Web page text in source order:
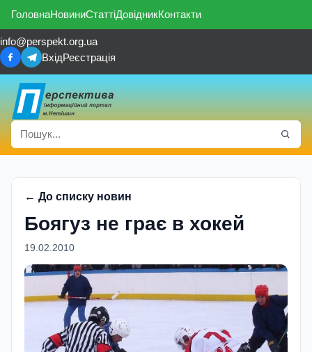
ГоловнаНовиниСтаттіДовідникКонтакти
info@perspekt.org.ua
ВхідРеєстрація
← До списку новин
Боягуз не грає в хокей
19.02.2010